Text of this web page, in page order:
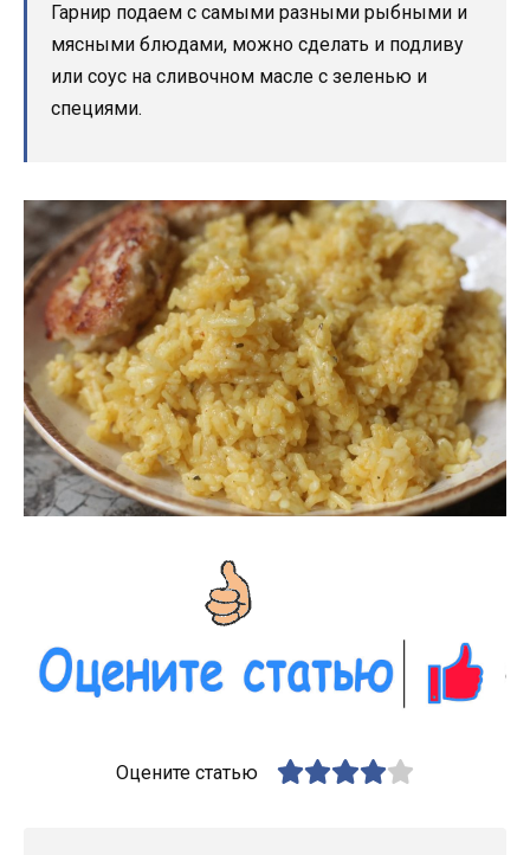
Гарнир подаем с самыми разными рыбными и
мясными блюдами, можно сделать и подливу
или соус на сливочном масле с зеленью и
специями.
Оцените статью